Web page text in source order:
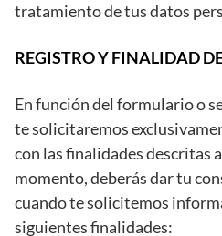
tratamiento de tus datos
REGISTRO Y FINALIDAD
En función del formulario o
te solicitaremos
con las finalidades descritas
momento, deberás dar tu
cuando te solicitemos
siguientes finalidades: